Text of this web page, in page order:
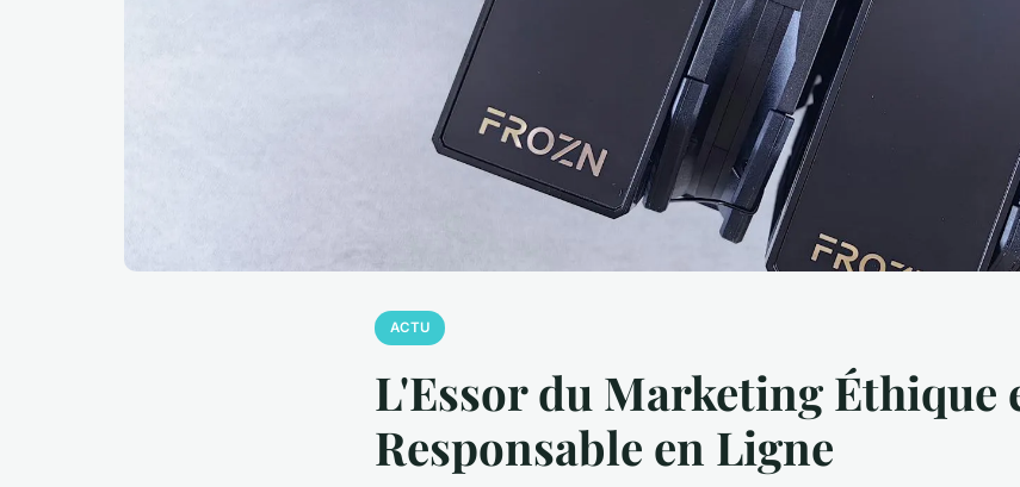
ACTU
L'Essor du Marketing Éthique
Responsable en Ligne